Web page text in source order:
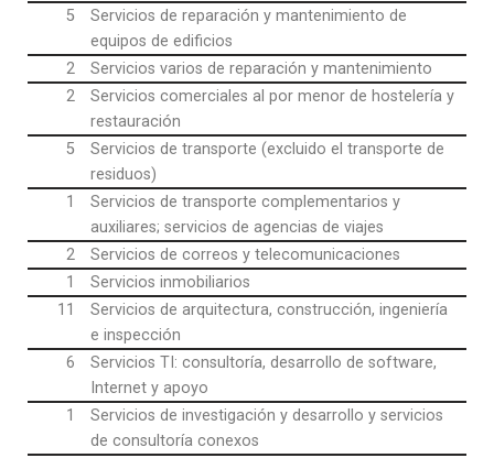
5
Servicios de reparación y mantenimiento de
equipos de edificios
2
Servicios varios de reparación y mantenimiento
2
Servicios comerciales al por menor de hostelería y
restauración
5
Servicios de transporte (excluido el transporte de
residuos)
1
Servicios de transporte complementarios y
auxiliares; servicios de agencias de viajes
2
Servicios de correos y telecomunicaciones
1
Servicios inmobiliarios
11
Servicios de arquitectura, construcción, ingeniería
e inspección
6
Servicios TI: consultoría, desarrollo de software,
Internet y apoyo
1
Servicios de investigación y desarrollo y servicios
de consultoría conexos